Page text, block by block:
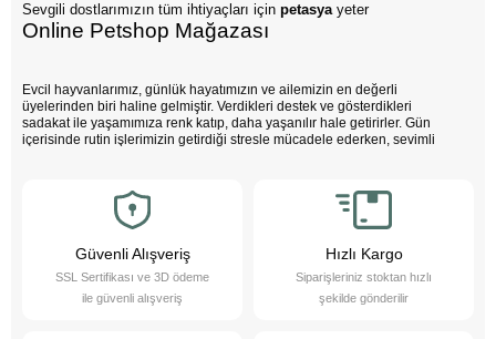
Sevgili dostlarımızın tüm ihtiyaçları için petasyayeter
Online Petshop Mağazası
Evcil hayvanlarımız, günlük hayatımızın ve ailemizin en değerli
üyelerinden biri haline gelmiştir. Verdikleri destek ve gösterdikleri
sadakat ile yaşamımıza renk katıp, daha yaşanılır hale getirirler. Gün
içerisinde rutin işlerimizin getirdiği stresle mücadele ederken, sevimli
ve duygusal açıdan güçlü bireyler olurlar.
Evcil hayvanlarımız sayesinde daha sağlıklı bir yaşam süreriz; düzenli
egzersiz yapmamızı teşvik eder ve hayatımızı daha düzenli hale
getirmemize yardımcı olurlar. Bu sevimli dostlarımızı yakından tanımak
Pet Asya Online Petshop olarak, evcil hayvanlarımızın bize sağladığı bu
Güvenli Alışveriş
SSL Sertifikası ve 3D ödeme
ile güvenli alışveriş
Hızlı Kargo
Siparişleriniz stoktan hızlı
şekilde gönderilir